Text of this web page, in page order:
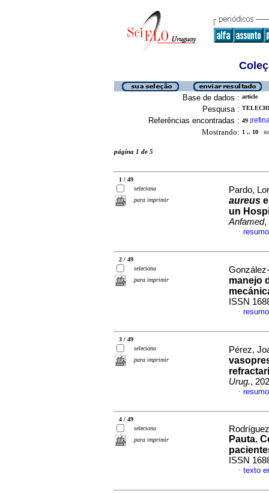
Base de dados : article
Pesquisa :
Referências encontradas : 49 [
Mostrando: 1 .. 10
página 1 de 5
1 / 49
seleciona
para imprimir
Pardo,
aureus
un
Anfamed,
·
2 / 49
seleciona
para imprimir
manejo
ISSN
·
3 / 49
seleciona
para imprimir
Pérez,
Urug.,
·
4 / 49
seleciona
para imprimir
Pauta.
ISSN
· texto